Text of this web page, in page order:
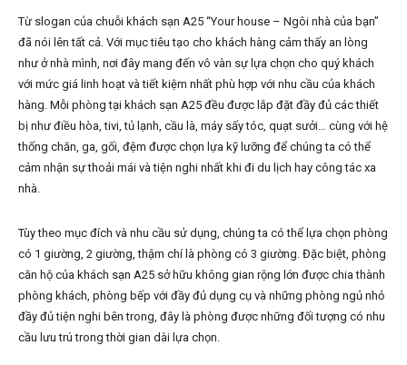
Từ slogan của chuỗi khách sạn A25 “Your house – Ngôi nhà của bạn”
đã nói lên tất cả. Với mục tiêu tạo cho khách hàng cảm thấy an lòng
như ở nhà mình, nơi đây mang đến vô vàn sự lựa chọn cho quý khách
với mức giá linh hoạt và tiết kiệm nhất phù hợp với nhu cầu của khách
hàng. Mỗi phòng tại khách sạn A25 đều được lắp đặt đầy đủ các thiết
bị như điều hòa, tivi, tủ lạnh, cầu là, máy sấy tóc, quạt sưởi… cùng với hệ
thống chăn, ga, gối, đệm được chọn lựa kỹ lưỡng để chúng ta có thể
cảm nhận sự thoải mái và tiện nghi nhất khi đi du lịch hay công tác xa
nhà.
Tùy theo mục đích và nhu cầu sử dụng, chúng ta có thể lựa chọn phòng
có 1 giường, 2 giường, thậm chí là phòng có 3 giường. Đặc biệt, phòng
căn hộ của khách sạn A25 sở hữu không gian rộng lớn được chia thành
phòng khách, phòng bếp với đầy đủ dụng cụ và những phòng ngủ nhỏ
đầy đủ tiện nghi bên trong, đây là phòng được những đối tượng có nhu
cầu lưu trú trong thời gian dài lựa chọn.